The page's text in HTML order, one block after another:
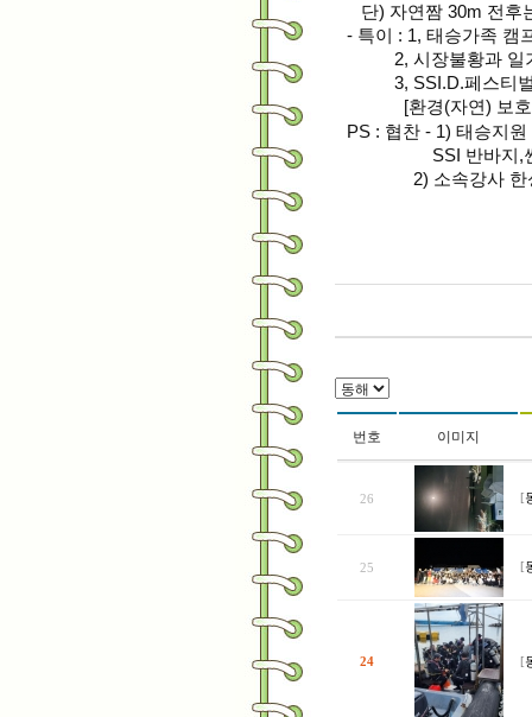
단) 자연짬 30m 전후
- 특이 : 1, 태승가족 캠
2, 시장불황과 일
3, SSI.D.페스티벌
[환경(자연) 보호
PS : 협찬 - 1) 태승지원
SSI 반바지,썬크
2) 소속강사 한성
번호 이미지
26 [
25 [
24 [